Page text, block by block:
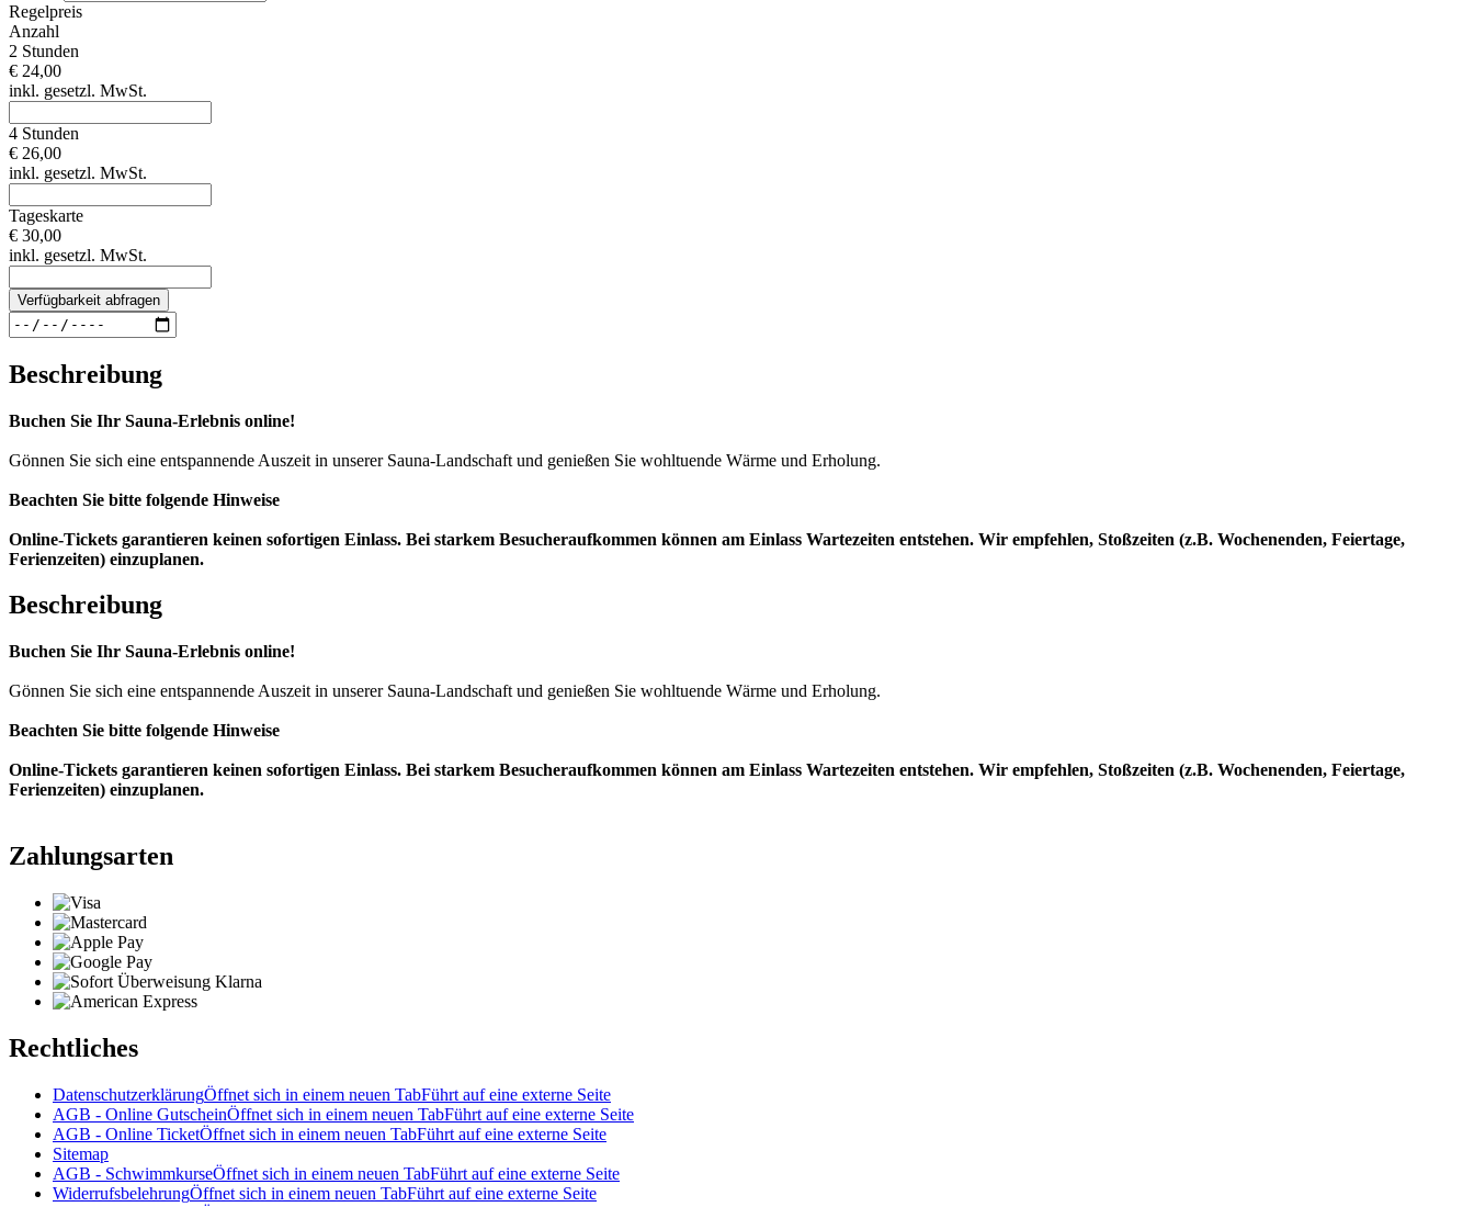
Regelpreis
Anzahl
2 Stunden
€ 24,00
inkl. gesetzl. MwSt.
4 Stunden
€ 26,00
inkl. gesetzl. MwSt.
Tageskarte
€ 30,00
inkl. gesetzl. MwSt.
Verfügbarkeit abfragen
Beschreibung
Buchen Sie Ihr Sauna-Erlebnis online!
Gönnen Sie sich eine entspannende Auszeit in unserer Sauna-Landschaft und genießen Sie wohltuende Wärme und Erholung.
Beachten Sie bitte folgende Hinweise
Online-Tickets garantieren keinen sofortigen Einlass. Bei starkem Besucheraufkommen können am Einlass Wartezeiten entstehen. Wir empfehlen, Stoßzeiten (z.B. Wochenenden, Feiertage,
Ferienzeiten) einzuplanen.
Beschreibung
Buchen Sie Ihr Sauna-Erlebnis online!
Gönnen Sie sich eine entspannende Auszeit in unserer Sauna-Landschaft und genießen Sie wohltuende Wärme und Erholung.
Beachten Sie bitte folgende Hinweise
Online-Tickets garantieren keinen sofortigen Einlass. Bei starkem Besucheraufkommen können am Einlass Wartezeiten entstehen. Wir empfehlen, Stoßzeiten (z.B. Wochenenden, Feiertage,
Ferienzeiten) einzuplanen.
Zahlungsarten
Rechtliches
DatenschutzerklärungÖffnet sich in einem neuen TabFührt auf eine externe Seite
AGB - Online GutscheinÖffnet sich in einem neuen TabFührt auf eine externe Seite
AGB - Online TicketÖffnet sich in einem neuen TabFührt auf eine externe Seite
Sitemap
AGB - SchwimmkurseÖffnet sich in einem neuen TabFührt auf eine externe Seite
WiderrufsbelehrungÖffnet sich in einem neuen TabFührt auf eine externe Seite